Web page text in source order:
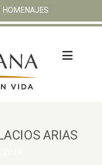
HOMENAJES
ARIAS